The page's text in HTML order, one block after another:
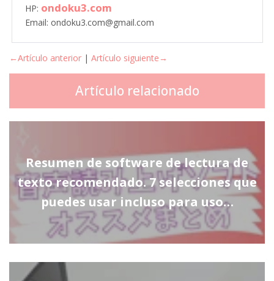
HP: ondoku3.com
Email: ondoku3.com@gmail.com
←Artículo anterior | Artículo siguiente→
Artículo relacionado
Resumen de software de lectura de
texto recomendado. 7 selecciones que
puedes usar incluso para uso…